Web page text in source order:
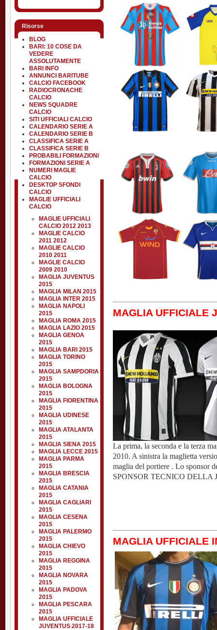
Risorse
BLOG
BARI: 10 COSE DA
VEDERE
ASSOLUTAMENTE
BARI INFO
ANNUNCI BARITUBE
CALCIO FACEBOOK
RADIOCRONACHE
CALCIO
NEWS SQUADRE
CALCIO
SITI UFFICIALI CALCIO
CALENDARIO SERIE A
CALENDARIO SERIE B
CLASSIFICA SERIE A
CLASSIFICA SERIE B
PROBABILI FORMAZIONI
FORMAZIONI SERIE A
NUMERI MAGLIE
CALCIO
DESKTOP SFONDI
CALCIO
MAGLIE UFFICIALI
CALCIO
MAGLIE UFFICIALI
CALCIO 2012 2013
MAGLIE CALCIO
2011 2012
MAGLIE CALCIO
2010 2011
MAGLIE CALCIO
2009 2010
MAGLIA JUVENTUS
2015
MAGLIA MILAN 2015
MAGLIA INTER 2015
MAGLIA NAPOLI
2015
MAGLIA ROMA 2015
MAGLIA LAZIO 2015
MAGLIA GENOA
2015
MAGLIA BARI 2015
MAGLIA TORINO
2015
MAGLIA SAMPDORIA
2015
MAGLIA BOLOGNA
2015
MAGLIA FIORENTINA
2015
MAGLIA UDINESE
2015
MAGLIA ATALANTA
2015
MAGLIA SIENA 2015
MAGLIA LECCE 2015
MAGLIA PARMA
2015
MAGLIA BRESCIA
2015
MAGLIA CATANIA
2015
MAGLIA CAGLIARI
2015
MAGLIA CESENA
2015
MAGLIA PALERMO
2015
MAGLIA CHIEVO
2015
MAGLIA REGGINA
2015
MAGLIA NOVARA
2015
MAGLIA PADOVA
2015
MAGLIA PESCARA
2015
MAGLIA UFFICIALE
JUVENTUS 2017-18
MAGLIA UFFICIALE
La prima, la seconda e la terza
2010. A sinistra la maglietta
maglia del portiere . Lo sponsor
SPONSOR TECNICO DELLA
MAGLIA UFFICIALE